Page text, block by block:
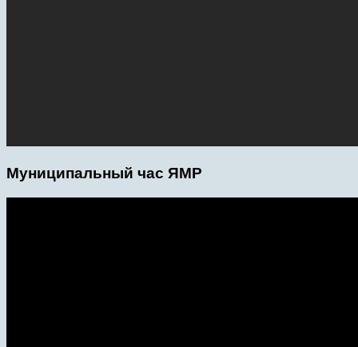
Муниципальный час ЯМР